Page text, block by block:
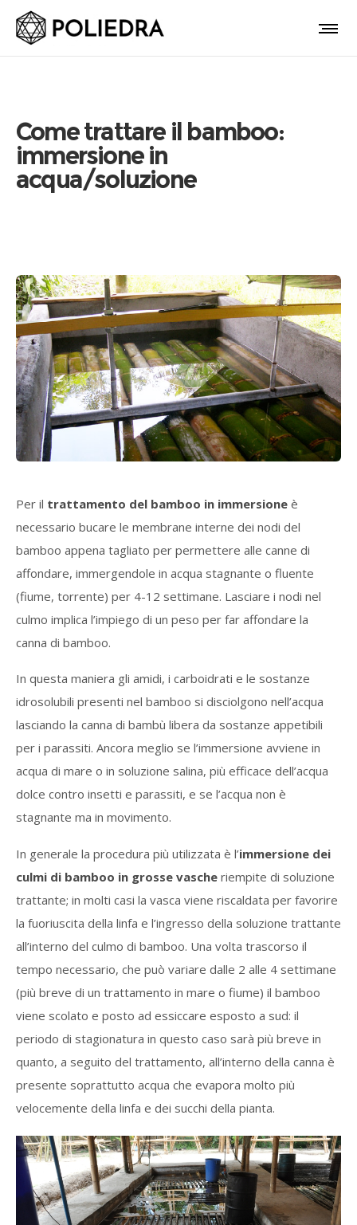
Come trattare il bamboo:
immersione in
acqua/soluzione
Per il trattamento del bamboo in immersione è
necessario bucare le membrane interne dei nodi del
bamboo appena tagliato per permettere alle canne di
affondare, immergendole in acqua stagnante o fluente
(fiume, torrente) per 4-12 settimane. Lasciare i nodi nel
culmo implica l’impiego di un peso per far affondare la
canna di bamboo.
In questa maniera gli amidi, i carboidrati e le sostanze
idrosolubili presenti nel bamboo si disciolgono nell’acqua
lasciando la canna di bambù libera da sostanze appetibili
per i parassiti. Ancora meglio se l’immersione avviene in
acqua di mare o in soluzione salina, più efficace dell’acqua
dolce contro insetti e parassiti, e se l’acqua non è
stagnante ma in movimento.
In generale la procedura più utilizzata è l’immersione dei
culmi di bamboo in grosse vasche riempite di soluzione
trattante; in molti casi la vasca viene riscaldata per favorire
la fuoriuscita della linfa e l’ingresso della soluzione trattante
all’interno del culmo di bamboo. Una volta trascorso il
tempo necessario, che può variare dalle 2 alle 4 settimane
(più breve di un trattamento in mare o fiume) il bamboo
viene scolato e posto ad essiccare esposto a sud: il
periodo di stagionatura in questo caso sarà più breve in
quanto, a seguito del trattamento, all’interno della canna è
presente soprattutto acqua che evapora molto più
velocemente della linfa e dei succhi della pianta.